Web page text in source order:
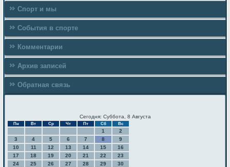
Спорт и мы
События в спорте
Комментарии
Архив записей
Обратная связь
Сегодня: Суббота, 8 Августа
Пн Вт Ср Чт Пт Сб Вс
1
2
3
4 5 6 7 8
9
10
11 12 13 14 15
16
17
18 19 20 21 22
23
24
25 26 27 28 29
30